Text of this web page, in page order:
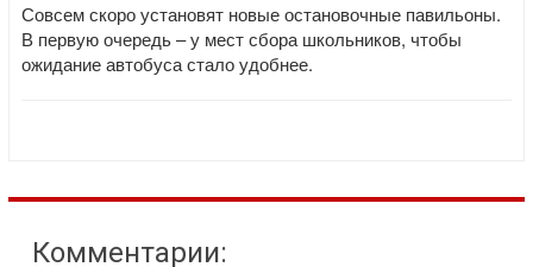
Совсем скоро установят новые остановочные павильоны.
В первую очередь – у мест сбора школьников, чтобы
ожидание автобуса стало удобнее.
Комментарии: